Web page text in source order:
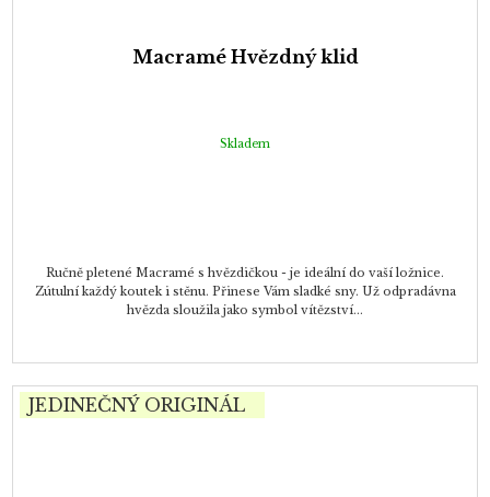
Macramé Hvězdný klid
Skladem
Ručně pletené Macramé s hvězdičkou - je ideální do vaší ložnice.
Zútulní každý koutek i stěnu. Přinese Vám sladké sny. Už odpradávna
hvězda sloužila jako symbol vítězství...
JEDINEČNÝ ORIGINÁL